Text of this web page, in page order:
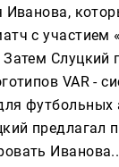
Иванова,
с участием
Слуцкий
VAR -
футбольных
предлагал